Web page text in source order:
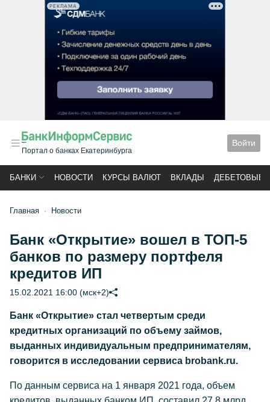
РЕКЛАМА
Портал о банках Екатеринбурга
Войти
БАНКИ НОВОСТИ КУРСЫ ВАЛЮТ ВКЛАДЫ ДЕБЕТОВЫЕ
Главная Новости
Банк «Открытие» вошел в ТОП-5
банков по размеру портфеля
кредитов ИП
15.02.2021 16:00 (мск+2)
Банк «Открытие» стал четвертым среди
кредитных организаций по объему займов,
выданных индивидуальным предпринимателям,
говорится в исследовании сервиса brobank.ru.
По данным сервиса на 1 января 2021 года, объем